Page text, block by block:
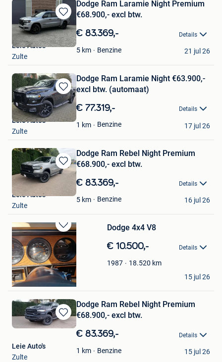
Bewaren
in
Mijn
Favorieten
Dodge Ram Laramie Night Premium
€68.900,- excl btw.
€ 83.369,- Details
5 km Benzine
Leie Auto's
Zulte
21 jul 26
Bewaren
in
Mijn
Favorieten
Dodge Ram Laramie Night €63.900,-
excl btw. (automaat)
€ 77.319,- Details
1 km Benzine
Leie Auto's
Zulte
17 jul 26
Bewaren
in
Mijn
Favorieten
Dodge Ram Rebel Night Premium
€68.900,- excl btw.
€ 83.369,- Details
5 km Benzine
Leie Auto's
Zulte
16 jul 26
Bewaren
in
Mijn
Favorieten
Dodge 4x4 V8
€ 10.500,- Details
1987 18.520 km
Greg
Vaux-Lez-Rosieres
15 jul 26
Bewaren
in
Favorieten
Dodge Ram Rebel Night Premium
€68.900,- excl btw.
€ 83.369,- Details
1 km Benzine
Leie Auto's
Zulte
15 jul 26